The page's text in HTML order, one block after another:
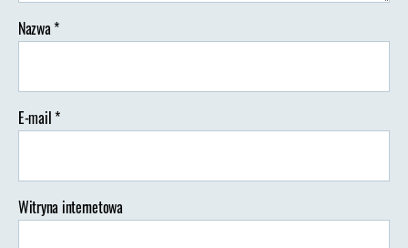
Nazwa*
E-mail*
Witryna internetowa